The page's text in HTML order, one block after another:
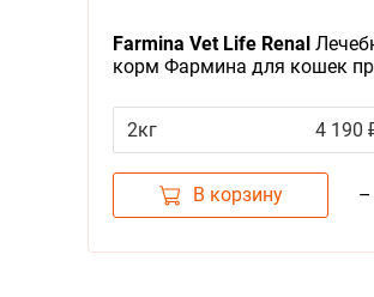
Farmina Vet Life Renal
корм Фармина для кошек
2кг
4 190
В корзину –